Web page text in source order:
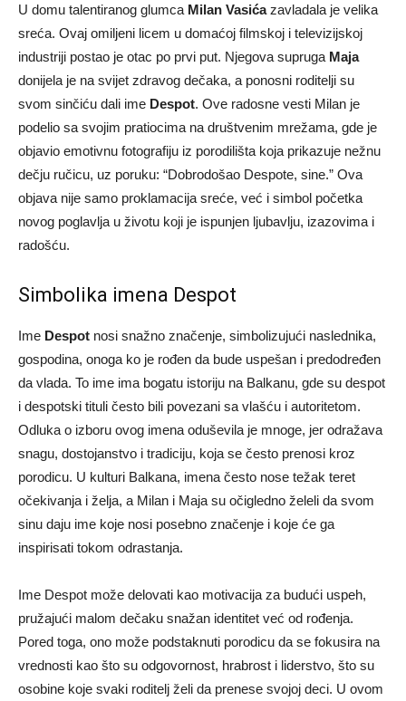
U domu talentiranog glumca Milan Vasićazavladala je velika
sreća. Ovaj omiljeni licem u domaćoj filmskoj i televizijskoj
industriji postao je otac po prvi put. Njegova supruga Maja
donijela je na svijet zdravog dečaka, a ponosni roditelji su
svom sinčiću dali ime Despot. Ove radosne vesti Milan je
podelio sa svojim pratiocima na društvenim mrežama, gde je
objavio emotivnu fotografiju iz porodilišta koja prikazuje nežnu
dečju ručicu, uz poruku: “Dobrodošao Despote, sine.” Ova
objava nije samo proklamacija sreće, već i simbol početka
novog poglavlja u životu koji je ispunjen ljubavlju, izazovima i
radošću.
Simbolika imena Despot
Ime Despot nosi snažno značenje, simbolizujući naslednika,
gospodina, onoga ko je rođen da bude uspešan i predodređen
da vlada. To ime ima bogatu istoriju na Balkanu, gde su despot
i despotski tituli često bili povezani sa vlašću i autoritetom.
Odluka o izboru ovog imena oduševila je mnoge, jer odražava
snagu, dostojanstvo i tradiciju, koja se često prenosi kroz
porodicu. U kulturi Balkana, imena često nose težak teret
očekivanja i želja, a Milan i Maja su očigledno želeli da svom
sinu daju ime koje nosi posebno značenje i koje će ga
inspirisati tokom odrastanja.
Ime Despot može delovati kao motivacija za budući uspeh,
pružajući malom dečaku snažan identitet već od rođenja.
Pored toga, ono može podstaknuti porodicu da se fokusira na
vrednosti kao što su odgovornost, hrabrost i liderstvo, što su
osobine koje svaki roditelj želi da prenese svojoj deci. U ovom